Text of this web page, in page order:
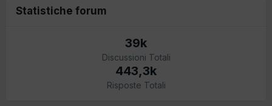
Statistiche forum
39k
Discussioni Totali
443,3k
Risposte Totali